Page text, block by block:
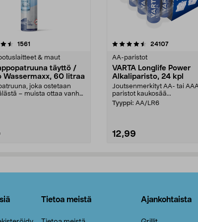
1561
& maut
täyttö /
Wassermaxx, 60 litraa
joka ostetaan
– muista ottaa vanha
4.5viidestä
24107arvostelut
AA-paristot
VARTA Longlife Power
Alkaliparisto, 24 kpl
Joutsenmerkityt AA- tai
paristot kaukosää...
Tyyppi: AA/LR6
12,99
4.5viidestä
Tietoa meistä Ajankohtaista